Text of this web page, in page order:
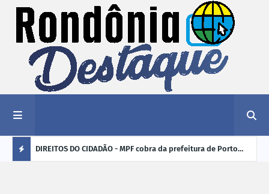
DIREITOS DO CIDADÃO - MPF cobra da prefeitura de Porto